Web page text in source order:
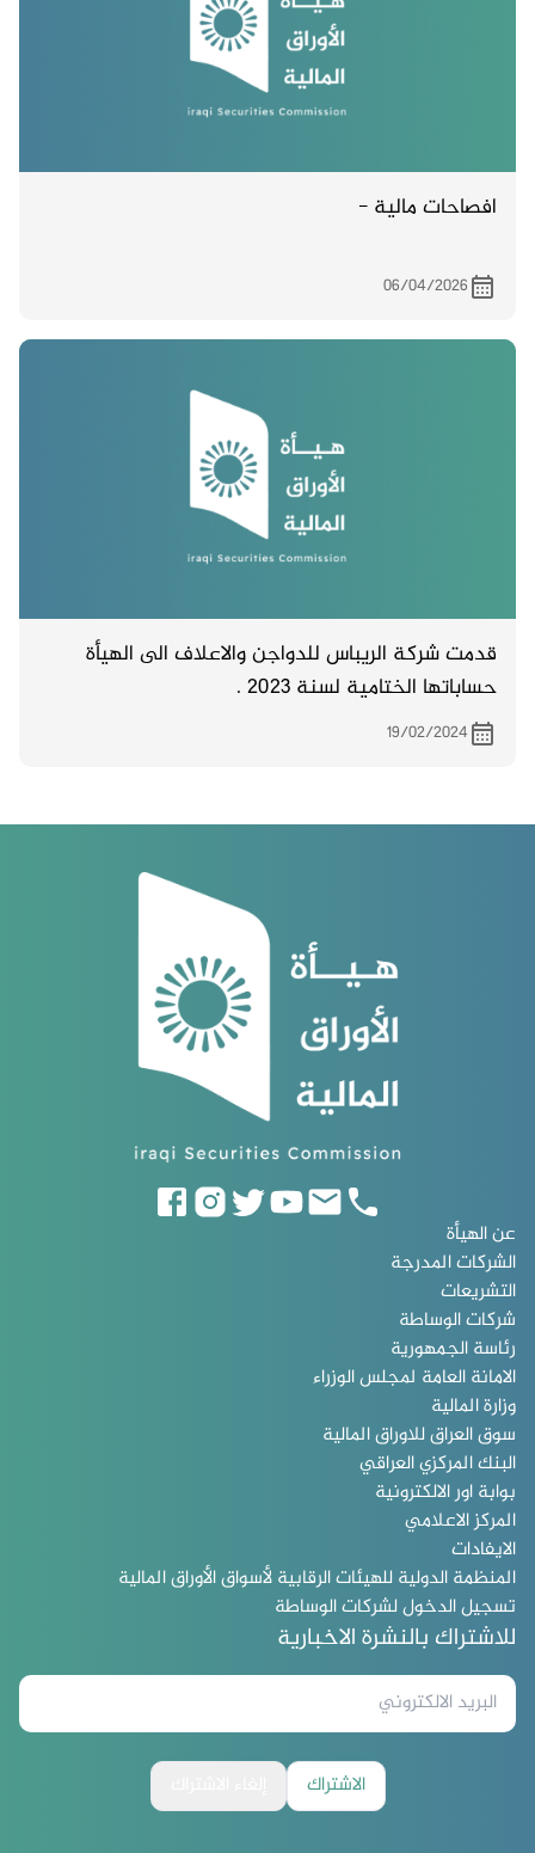
افصاحات مالية -
06/04/2026
قدمت شركة الريباس للدواجن والاعلاف الى الهيأة
حساباتها الختامية لسنة 2023 .
19/02/2024
عن الهيأة
الشركات المدرجة
التشريعات
شركات الوساطة
رئاسة الجمهورية
الامانة العامة لمجلس الوزراء
وزارة المالية
سوق العراق للاوراق المالية
البنك المركزي العراقي
بوابة اور الالكترونية
المركز الاعلامي
الايفادات
المنظمة الدولية للهيئات الرقابية لأسواق الأوراق المالية
تسجيل الدخول لشركات الوساطة
للاشتراك بالنشرة الاخبارية
الاشتراك